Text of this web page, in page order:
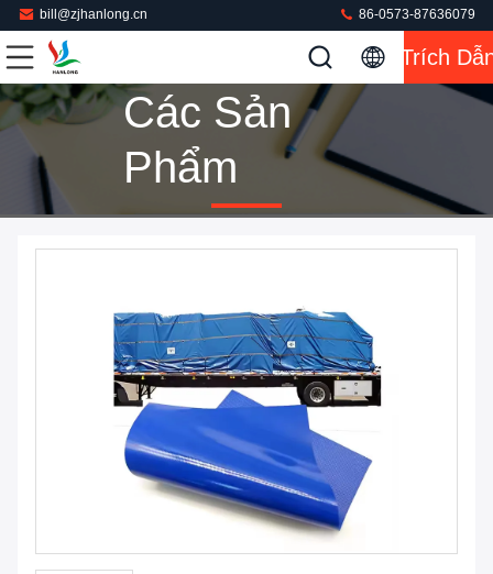
bill@zjhanlong.cn 86-0573-87636079
Trích
Các Sản
Phẩm